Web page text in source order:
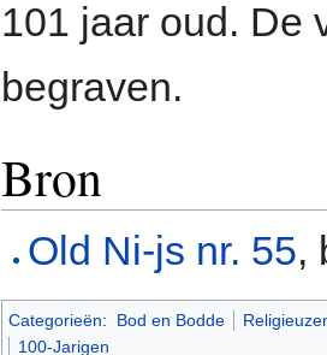
101 jaar oud. De
begraven.
Bron
Old Ni-js nr. 55,
Categorieën: Bod en Bodde
100-Jarigen